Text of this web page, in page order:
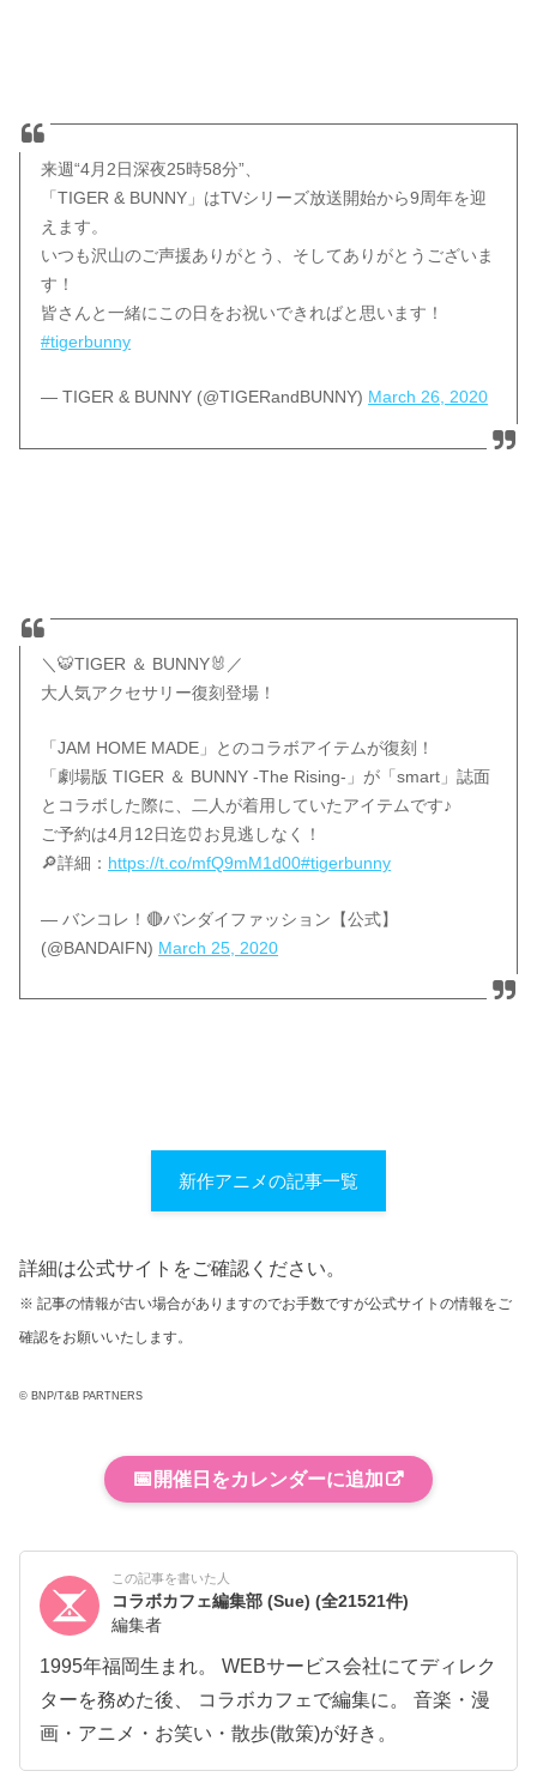
来週“4月2日深夜25時58分”、
「TIGER & BUNNY」はTVシリーズ放送開始から9周年を迎
えます。
いつも沢山のご声援ありがとう、そしてありがとうございま
す！
皆さんと一緒にこの日をお祝いできればと思います！
#tigerbunny
— TIGER & BUNNY (@TIGERandBUNNY) March 26, 2020
＼🐯TIGER ＆ BUNNY🐰／
大人気アクセサリー復刻登場！
「JAM HOME MADE」とのコラボアイテムが復刻！
「劇場版 TIGER ＆ BUNNY -The Rising-」が「smart」誌面
とコラボした際に、二人が着用していたアイテムです♪
ご予約は4月12日迄⏰お見逃しなく！
🔎詳細： https://t.co/mfQ9mM1d00#tigerbunny
— バンコレ！🔴バンダイファッション【公式】
(@BANDAIFN) March 25, 2020
新作アニメの記事一覧
詳細は公式サイトをご確認ください。
※ 記事の情報が古い場合がありますのでお手数ですが公式サイトの情報をご
確認をお願いいたします。
© BNP/T&B PARTNERS
📅 開催日をカレンダーに追加
この記事を書いた人
コラボカフェ編集部 (Sue)(全21521件)
編集者
1995年福岡生まれ。 WEBサービス会社にてディレク
ターを務めた後、 コラボカフェで編集に。 音楽・漫
画・アニメ・お笑い・散歩(散策)が好き。